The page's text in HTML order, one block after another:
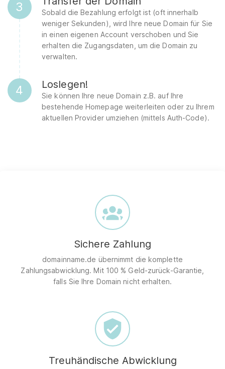
3
Sobald die Bezahlung erfolgt ist (oft innerhalb
weniger Sekunden), wird Ihre neue Domain für Sie
in einen eigenen Account verschoben und Sie
erhalten die Zugangsdaten, um die Domain zu
verwalten.
4 Loslegen!
Sie können Ihre neue Domain z.B. auf Ihre
bestehende Homepage weiterleiten oder zu Ihrem
aktuellen Provider umziehen (mittels Auth-Code).
Sichere Zahlung
domainname.de übernimmt die komplette
Zahlungsabwicklung. Mit 100 % Geld-zurück-Garantie,
falls Sie Ihre Domain nicht erhalten.
Treuhändische Abwicklung